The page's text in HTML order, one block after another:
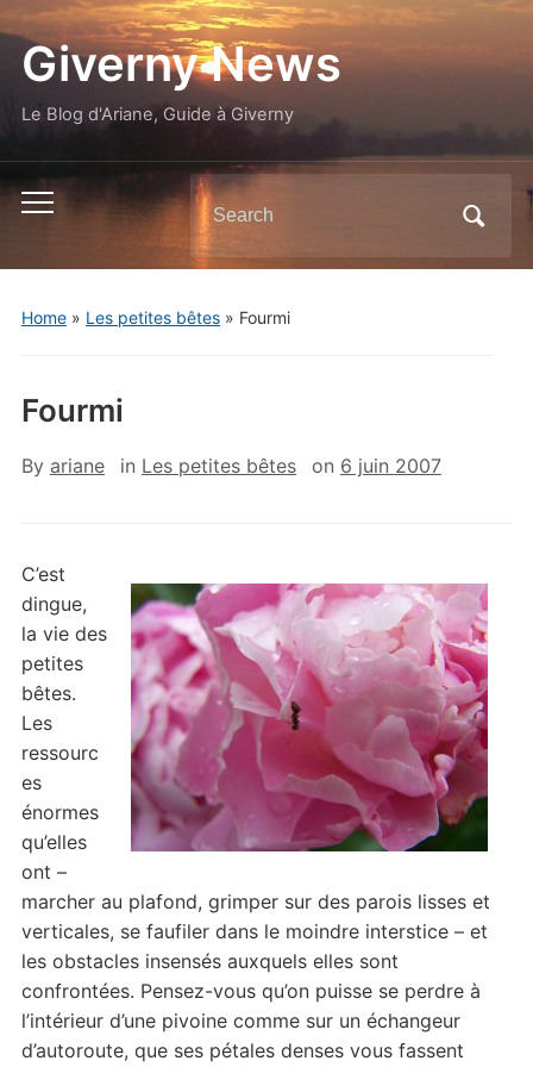
Giverny News
Le Blog d'Ariane, Guide à Giverny
Toggle
menu
Search
for:
Home» Les petites bêtes» Fourmi
Fourmi
By ariane in Les petites bêtes on 6 juin 2007
C’est
dingue,
la vie des
petites
bêtes.
Les
ressourc
es
énormes
qu’elles
ont –
marcher au plafond, grimper sur des parois lisses et
verticales, se faufiler dans le moindre interstice – et
les obstacles insensés auxquels elles sont
confrontées. Pensez-vous qu’on puisse se perdre à
l’intérieur d’une pivoine comme sur un échangeur
d’autoroute, que ses pétales denses vous fassent